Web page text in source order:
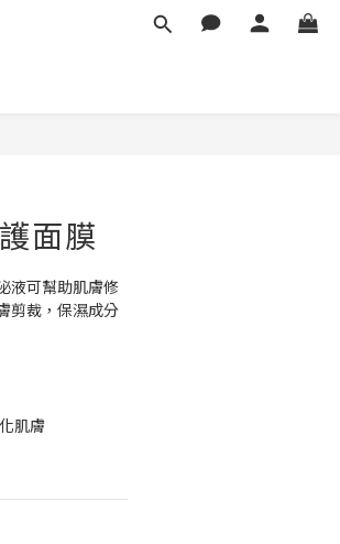
面膜
液可幫助肌膚修
剪裁，保濕成分
肌膚